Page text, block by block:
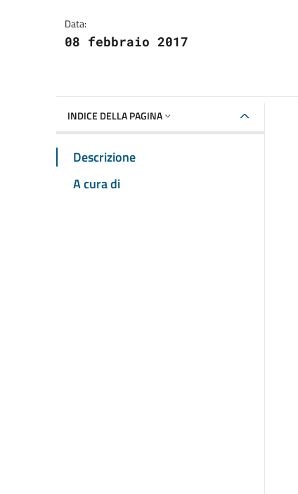
Data:
08 febbraio 2017
INDICE DELLA PAGINA
Descrizione
A cura di